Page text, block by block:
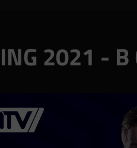
2021 - B